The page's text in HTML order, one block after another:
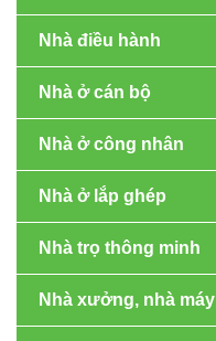
Nhà điều hành
Nhà ở cán bộ
Nhà ở công nhân
Nhà ở lắp ghép
Nhà trọ thông minh
Nhà xưởng, nhà máy